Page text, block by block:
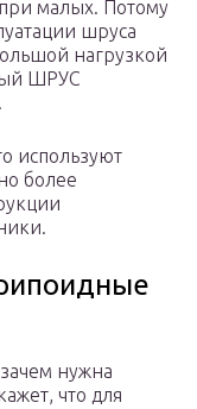
малых. Потому
шруса
нагрузкой
ШРУС
используют
более
нужна
что для